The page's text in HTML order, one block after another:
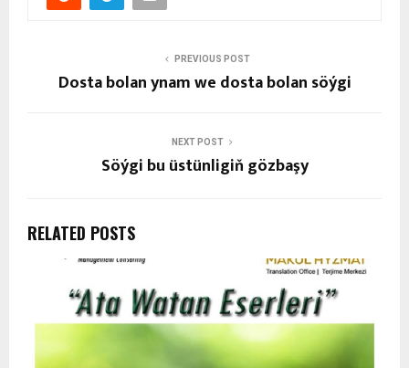
PREVIOUS POST
Dosta bolan ynam we dosta bolan söýgi
NEXT POST
Söýgi bu üstünligiň gözbaşy
RELATED POSTS